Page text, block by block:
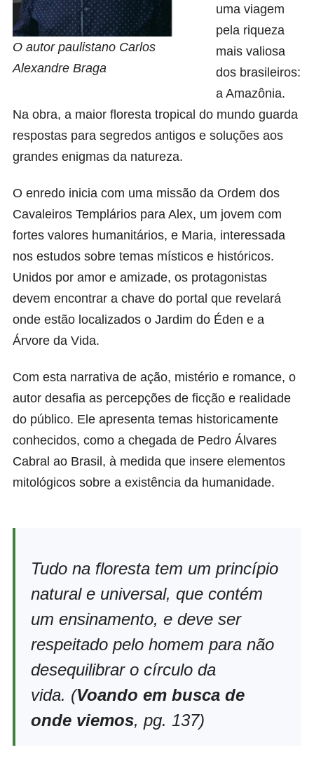
O autor paulistano Carlos
Alexandre Braga
uma viagem
pela riqueza
mais valiosa
dos brasileiros:
a Amazônia.
Na obra, a maior floresta tropical do mundo guarda
respostas para segredos antigos e soluções aos
grandes enigmas da natureza.
O enredo inicia com uma missão da Ordem dos
Cavaleiros Templários para Alex, um jovem com
fortes valores humanitários, e Maria, interessada
nos estudos sobre temas místicos e históricos.
Unidos por amor e amizade, os protagonistas
devem encontrar a chave do portal que revelará
onde estão localizados o Jardim do Éden e a
Árvore da Vida.
Com esta narrativa de ação, mistério e romance, o
autor desafia as percepções de ficção e realidade
do público. Ele apresenta temas historicamente
conhecidos, como a chegada de Pedro Álvares
Cabral ao Brasil, à medida que insere elementos
mitológicos sobre a existência da humanidade.
Tudo na floresta tem um princípio
natural e universal, que contém
um ensinamento, e deve ser
respeitado pelo homem para não
desequilibrar o círculo da
vida. (Voando em busca de
onde viemos, pg. 137)